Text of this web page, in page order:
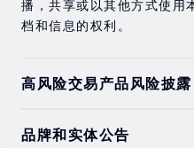
播，共享或以其他方式使用
档和信息的权利。
高风险交易产品风险披露
券，期货，差价合约和其他
品牌和实体公告